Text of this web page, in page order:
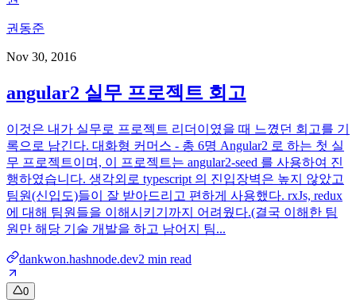
권동준
Nov 30, 2016
angular2 실무 프로젝트 회고
이것은 내가 실무로 프로젝트 리더이였을 때 느꼈던 회고를 기
록으로 남긴다. 대화형 커머스 - 총 6명 Angular2 로 하는 첫 실
무 프로젝트이며, 이 프로젝트는 angular2-seed 를 사용하여 진
행하였습니다. 생각외로 typescript 의 진입장벽은 높지 않았고
팀원(신입도)들이 잘 받아드리고 편하게 사용했다. rxJs, redux
에 대해 팀원들을 이해시키기까지 어려웠다.(결국 이해한 팀
원만 해당 기술 개발을 하고 남어지 팀...
dankwon.hashnode.dev2 min read
0